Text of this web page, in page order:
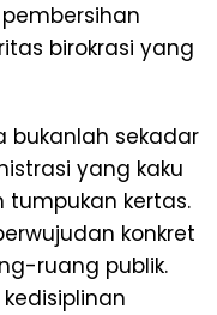
birokrasi yang
bukanlah sekadar
yang kaku
tumpukan kertas.
konkret
ruang publik.